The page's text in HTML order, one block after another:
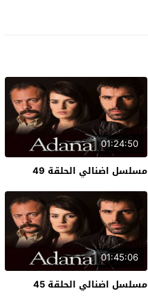
01:24:50
مسلسل اضنالي الحلقة 49
01:45:06
مسلسل اضنالي الحلقة 45